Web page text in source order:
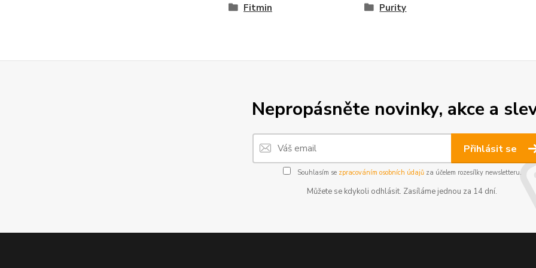
Fitmin Purity
Nepropásněte novinky, akce a
Přihlásit se
Souhlasím se zpracováním osobních údajůza účelem rozesílky newsletteru.
Můžete se kdykoli odhlásit. Zasíláme jednou za 14 dní.